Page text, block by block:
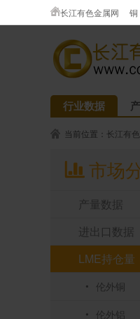
长江有色金属网 铜
行业数据
当前位置： 长江有
市场
产量数据
进出口数据
LME持仓量
伦外铜
伦外铝